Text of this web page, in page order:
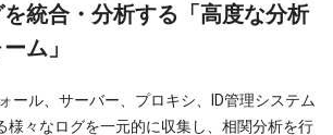
統合・分析する「高度な分析
ム」
ール、サーバー、プロキシ、ID管理システム
様々なログを一元的に収集し、相関分析を行